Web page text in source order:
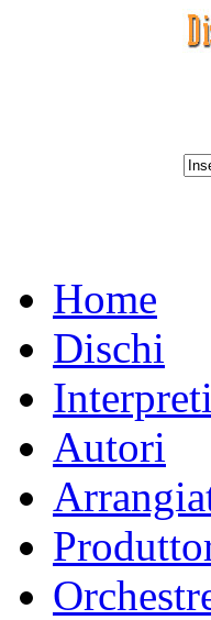
Home
Dischi
Interpreti
Autori